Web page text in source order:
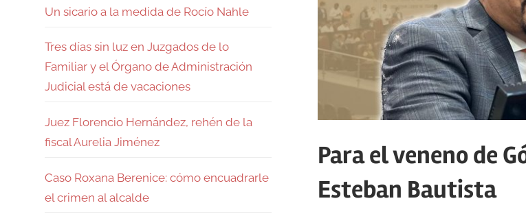
Para el veneno de
Esteban Bautista
Un sicario a la medida de Rocío Nahle
Tres días sin luz en Juzgados de lo
Familiar y el Órgano de Administración
Judicial está de vacaciones
Juez Florencio Hernández, rehén de la
fiscal Aurelia Jiménez
Caso Roxana Berenice: cómo encuadrarle
el crimen al alcalde